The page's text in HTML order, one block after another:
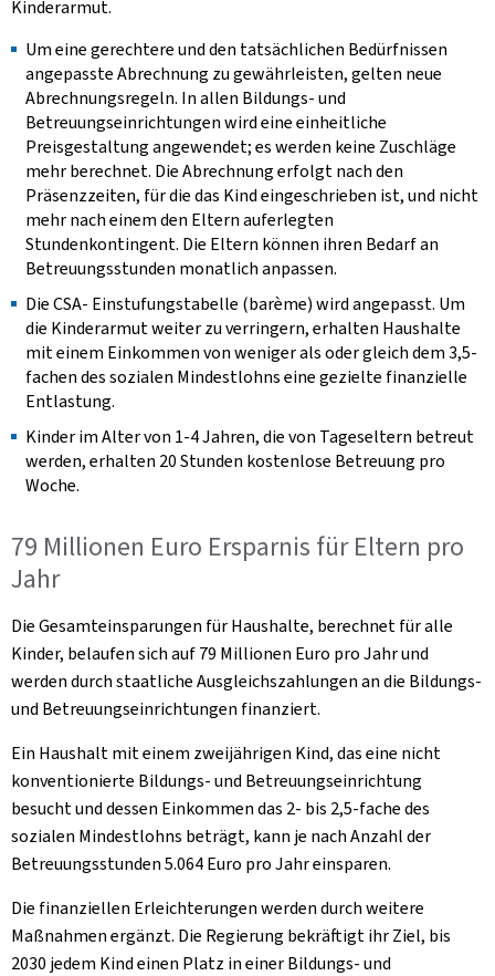
Kinderarmut.
Um eine gerechtere und den tatsächlichen Bedürfnissen
angepasste Abrechnung zu gewährleisten, gelten neue
Abrechnungsregeln. In allen Bildungs- und
Betreuungseinrichtungen wird eine einheitliche
Preisgestaltung angewendet; es werden keine Zuschläge
mehr berechnet. Die Abrechnung erfolgt nach den
Präsenzzeiten, für die das Kind eingeschrieben ist, und nicht
mehr nach einem den Eltern auferlegten
Stundenkontingent. Die Eltern können ihren Bedarf an
Betreuungsstunden monatlich anpassen.
Die CSA- Einstufungstabelle (barème) wird angepasst. Um
die Kinderarmut weiter zu verringern, erhalten Haushalte
mit einem Einkommen von weniger als oder gleich dem 3,5-
fachen des sozialen Mindestlohns eine gezielte finanzielle
Entlastung.
Kinder im Alter von 1-4 Jahren, die von Tageseltern betreut
werden, erhalten 20 Stunden kostenlose Betreuung pro
Woche.
79 Millionen Euro Ersparnis für Eltern pro
Jahr
Die Gesamteinsparungen für Haushalte, berechnet für alle
Kinder, belaufen sich auf 79 Millionen Euro pro Jahr und
werden durch staatliche Ausgleichszahlungen an die Bildungs-
und Betreuungseinrichtungen finanziert.
Ein Haushalt mit einem zweijährigen Kind, das eine nicht
konventionierte Bildungs- und Betreuungseinrichtung
besucht und dessen Einkommen das 2- bis 2,5-fache des
sozialen Mindestlohns beträgt, kann je nach Anzahl der
Betreuungsstunden 5.064 Euro pro Jahr einsparen.
Die finanziellen Erleichterungen werden durch weitere
Maßnahmen ergänzt. Die Regierung bekräftigt ihr Ziel, bis
2030 jedem Kind einen Platz in einer Bildungs- und